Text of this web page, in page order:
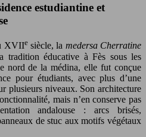
estudiantine et
XVIIesiècle, la medersa Cherratine
tradition éducative à Fès sous les
nord de la médina, elle fut conçue
pour étudiants, avec plus d’une
plusieurs niveaux. Son architecture
mais n’en conserve pas
andalouse : arcs brisés,
de stuc aux motifs végétaux